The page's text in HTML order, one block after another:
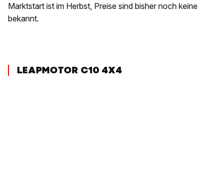
Marktstart ist im Herbst, Preise sind bisher noch keine
bekannt.
LEAPMOTOR C10 4X4